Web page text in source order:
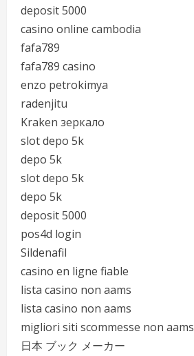
deposit 5000
casino online cambodia
fafa789
fafa789 casino
enzo petrokimya
radenjitu
Kraken зеркало
slot depo 5k
depo 5k
slot depo 5k
depo 5k
deposit 5000
pos4d login
Sildenafil
casino en ligne fiable
lista casino non aams
lista casino non aams
migliori siti scommesse non aams
日本 ブック メーカー